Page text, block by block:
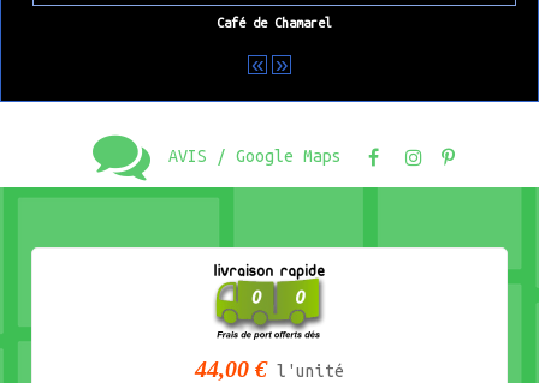
Café de Chamarel
« »
AVIS / Google Maps
44,00 € l'unité